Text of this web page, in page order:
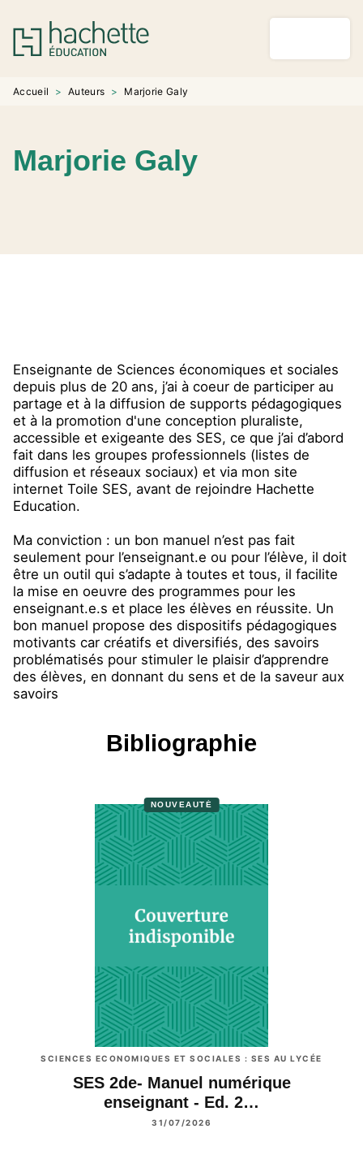
MENU RECHERCHE
PIED DE PAGE
Accueil > Auteurs > Marjorie Galy
Marjorie Galy
Enseignante de Sciences économiques et sociales
depuis plus de 20 ans, j’ai à coeur de participer au
partage et à la diffusion de supports pédagogiques
et à la promotion d'une conception pluraliste,
accessible et exigeante des SES, ce que j’ai d’abord
fait dans les groupes professionnels (listes de
diffusion et réseaux sociaux) et via mon site
internet Toile SES, avant de rejoindre Hachette
Education.
Ma conviction : un bon manuel n’est pas fait
seulement pour l’enseignant.e ou pour l’élève, il doit
être un outil qui s’adapte à toutes et tous, il facilite
la mise en oeuvre des programmes pour les
enseignant.e.s et place les élèves en réussite. Un
bon manuel propose des dispositifs pédagogiques
motivants car créatifs et diversifiés, des savoirs
problématisés pour stimuler le plaisir d’apprendre
des élèves, en donnant du sens et de la saveur aux
savoirs
Bibliographie
NOUVEAUTÉ
SCIENCES ECONOMIQUES ET SOCIALES : SES AU LYCÉE
SES 2de- Manuel numérique
enseignant - Ed. 2…
31/07/2026